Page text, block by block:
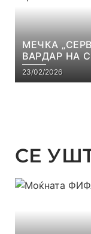
МЕЧКА
ВАРДАР НА
ВО
23/02/2026
СЕ